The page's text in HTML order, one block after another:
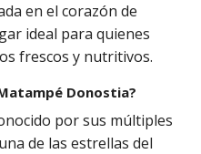
en el corazón de
ideal para quienes
frescos y nutritivos.
Donostia?
por sus múltiples
de las estrellas del